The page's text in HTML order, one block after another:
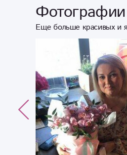
Еще больше красивых и